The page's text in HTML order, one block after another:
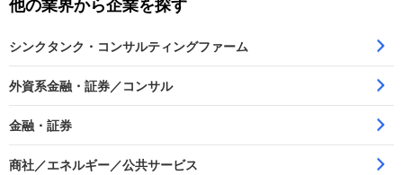
シンクタンク・コンサルティングファーム
外資系金融・証券／コンサル
金融・証券
商社／エネルギー／公共サービス